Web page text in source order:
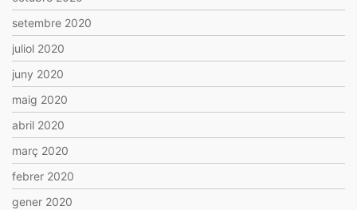
setembre 2020
juliol 2020
juny 2020
maig 2020
abril 2020
març 2020
febrer 2020
gener 2020